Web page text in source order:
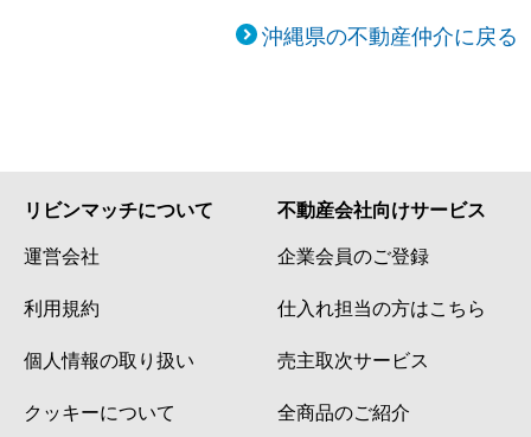
沖縄県の不動産仲介に戻る
リビンマッチについて
運営会社
利用規約
個人情報の取り扱い
クッキーについて
不動産会社向けサービス
企業会員のご登録
仕入れ担当の方はこちら
売主取次サービス
全商品のご紹介